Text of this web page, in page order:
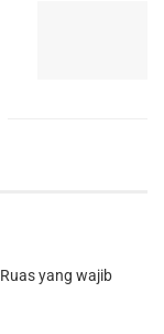
Ruas yang wajib